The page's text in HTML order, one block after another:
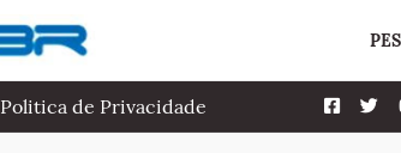
Politica de Privacidade